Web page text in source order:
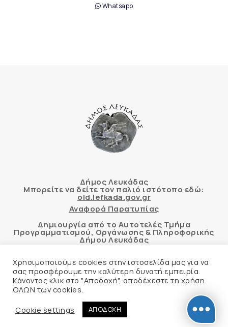
Whatsapp
Δήμος Λευκάδας
Μπορείτε να δείτε τον παλιό ιστότοπο εδώ:
old.lefkada.gov.gr
Αναφορά Παρατυπίας
Δημιουργία από το Αυτοτελές Τμήμα
Προγραμματισμού, Οργάνωσης & Πληροφορικής
Δήμου Λευκάδας
Αυτόματος έλεγχος προσβασιμότητας
δικτυακού τόπου με βάση το πρότυπο WCAG 2.1
Δήλωση Προσβασιμότητας
Χρησιμοποιούμε cookies στην ιστοσελίδα μας για να
σας προσφέρουμε την καλύτερη δυνατή εμπειρία.
Κάνοντας κλικ στο "Αποδοχή", αποδέχεστε τη χρήση
ΟΛΩΝ των cookies.
Cookie settings
ΑΠΟΔΟΧΗ